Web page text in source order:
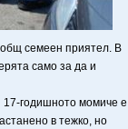
семеен приятел. В
само за да и
17-годишното момиче е
в тежко, но